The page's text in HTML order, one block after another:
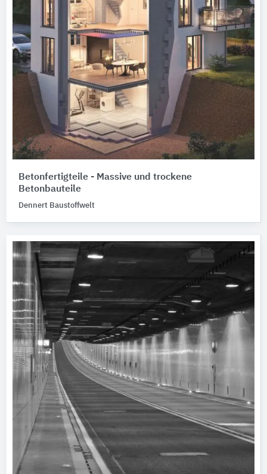
Betonfertigteile - Massive und trockene
Betonbauteile
Dennert Baustoffwelt